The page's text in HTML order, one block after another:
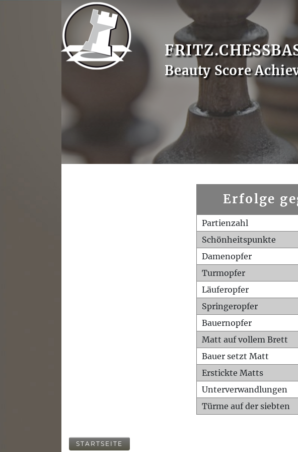
Beauty Score
Erfolge
Partienzahl
Schönheitspunkte
Damenopfer
Turmopfer
Läuferopfer
Springeropfer
Bauernopfer
Matt auf vollem Brett
Bauer setzt Matt
Erstickte Matts
Unterverwandlungen
Türme auf der siebten
STARTSEITE